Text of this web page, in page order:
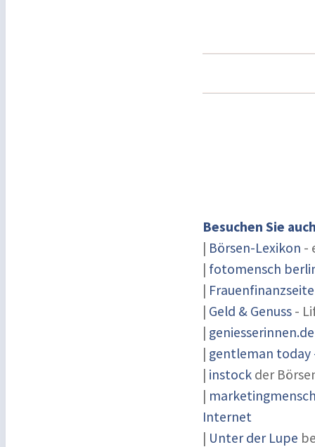
Besuchen Sie
| Börsen-Lexikon -
| fotomensch
| Frauenfinanzseite
| Geld & Genuss -
| geniesserinnen.de
| gentleman today
| instock der
|
Internet
| Unter der Lupe